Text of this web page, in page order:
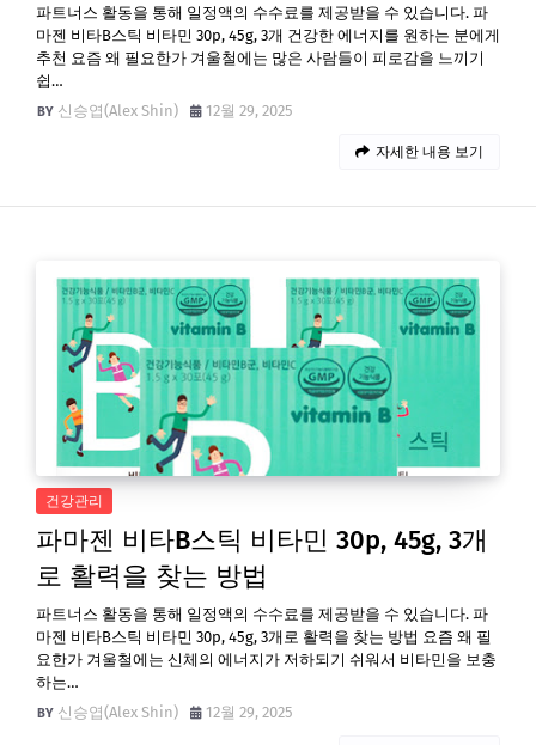
파트너스 활동을 통해 일정액의 수수료를 제공받을 수 있습니다. 파
마젠 비타B스틱 비타민 30p, 45g, 3개 건강한 에너지를 원하는 분에게
추천 요즘 왜 필요한가 겨울철에는 많은 사람들이 피로감을 느끼기
쉽…
신승엽(Alex Shin)
12월 29, 2025
자세한 내용 보기
건강관리
파마젠 비타B스틱 비타민 30p, 45g, 3개
로 활력을 찾는 방법
파트너스 활동을 통해 일정액의 수수료를 제공받을 수 있습니다. 파
마젠 비타B스틱 비타민 30p, 45g, 3개로 활력을 찾는 방법 요즘 왜 필
요한가 겨울철에는 신체의 에너지가 저하되기 쉬워서 비타민을 보충
하는…
신승엽(Alex Shin)
12월 29, 2025